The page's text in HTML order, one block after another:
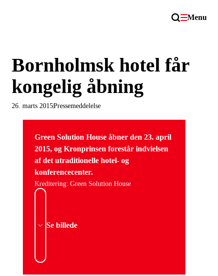
Menu
Bornholmsk hotel får
kongelig åbning
Pressemeddelelse
26. marts 2015
Green Solution House åbner den 23. april
2015, og Kronprinsen forestår indvielsen
af det utraditionelle hotel- og
konferencecenter.
Kreditering: Green Solution House
Se billede